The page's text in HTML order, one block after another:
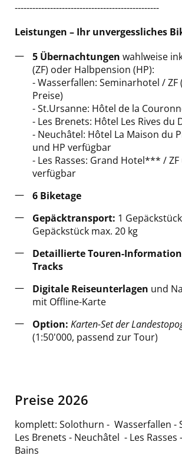
-------------------------------------------------
Leistungen – Ihr unvergessliches
5 Übernachtungen wahlweise
(ZF) oder Halbpension (HP):
- Wasserfallen: Seminarhotel / ZF
Preise)
- St.Ursanne: Hôtel de la
- Les Brenets: Hôtel Les Rives du
- Neuchâtel: Hôtel La Maison du
und HP verfügbar
- Les Rasses: Grand Hotel*** / ZF
verfügbar
6 Biketage
Gepäcktransport: 1
Gepäckstück max. 20 kg
Detaillierte Touren-
Tracks
Digitale Reiseunterlagen und
mit Offline-Karte
Option: Karten-Set der
(1:50'000, passend zur Tour)
Preise 2026
komplett: Solothurn - Wasserfallen -
Les Brenets - Neuchâtel - Les Rasses
Bains